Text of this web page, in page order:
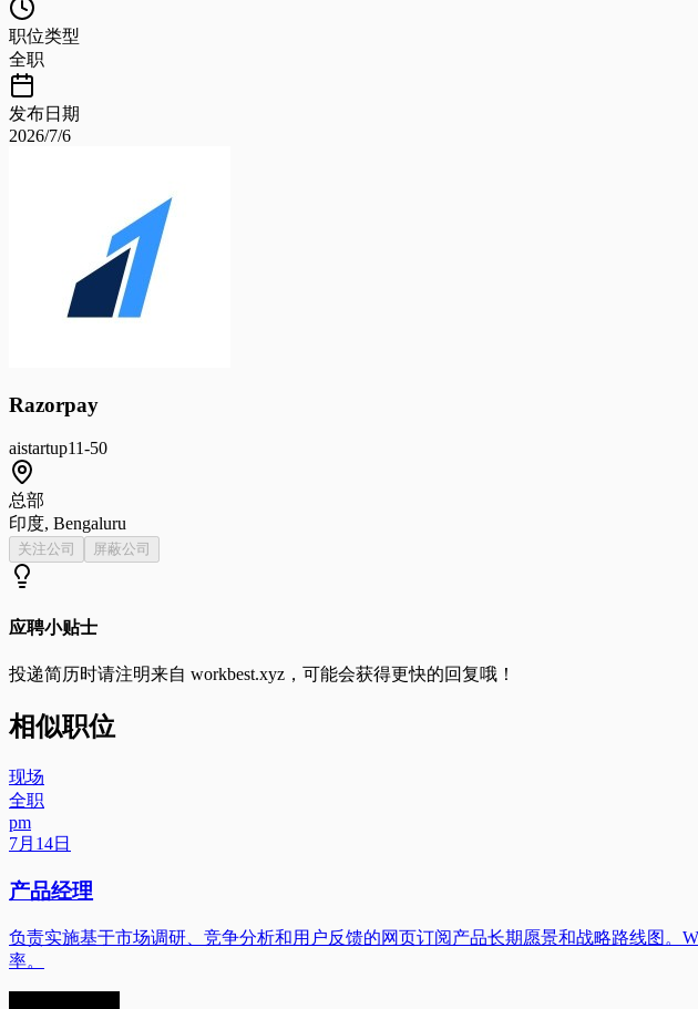
职位类型
全职
发布日期
2026/7/6
Razorpay
aistartup11-50
总部
印度, Bengaluru
关注公司 屏蔽公司
应聘小贴士
投递简历时请注明来自 workbest.xyz ，可能会获得更快的回复哦！
相似职位
现场
全职
pm
7月14日
产品经理
负责实施基于市场调研、竞争分析和用户反馈的网页订阅产品长期愿景和战略路线图。
率。